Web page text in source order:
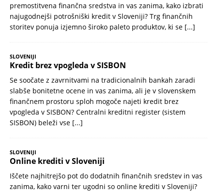
premostitvena finančna sredstva in vas zanima, kako izbrati
najugodnejši potrošniški kredit v Sloveniji? Trg finančnih
storitev ponuja izjemno široko paleto produktov, ki se [...]
SLOVENIJI
Kredit brez vpogleda v SISBON
Se soočate z zavrnitvami na tradicionalnih bankah zaradi
slabše bonitetne ocene in vas zanima, ali je v slovenskem
finančnem prostoru sploh mogoče najeti kredit brez
vpogleda v SISBON? Centralni kreditni register (sistem
SISBON) beleži vse [...]
SLOVENIJI
Online krediti v Sloveniji
Iščete najhitrejšo pot do dodatnih finančnih sredstev in vas
zanima, kako varni ter ugodni so online krediti v Sloveniji?